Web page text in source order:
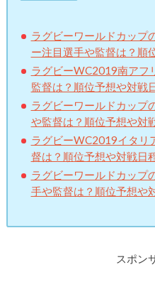
ラグビーワールドカップ
ー注目選手や監督は？順
ラグビーWC2019南アフ
監督は？順位予想や対戦
ラグビーワールドカップ
や監督は？順位予想や対
ラグビーWC2019イタリ
督は？順位予想や対戦日
ラグビーワールドカップ
手や監督は？順位予想や
スポン